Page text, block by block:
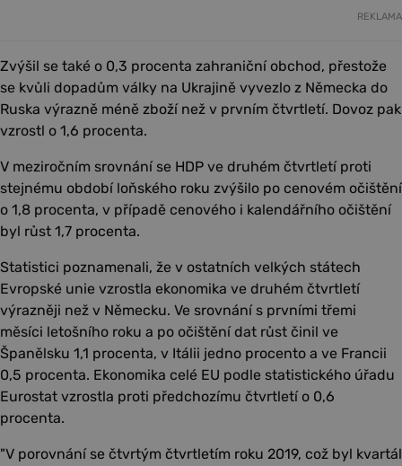
REKLAMA
Zvýšil se také o 0,3 procenta zahraniční obchod, přestože
se kvůli dopadům války na Ukrajině vyvezlo z Německa do
Ruska výrazně méně zboží než v prvním čtvrtletí. Dovoz pak
vzrostl o 1,6 procenta.
V meziročním srovnání se HDP ve druhém čtvrtletí proti
stejnému období loňského roku zvýšilo po cenovém očištění
o 1,8 procenta, v případě cenového i kalendářního očištění
byl růst 1,7 procenta.
Statistici poznamenali, že v ostatních velkých státech
Evropské unie vzrostla ekonomika ve druhém čtvrtletí
výrazněji než v Německu. Ve srovnání s prvními třemi
měsíci letošního roku a po očištění dat růst činil ve
Španělsku 1,1 procenta, v Itálii jedno procento a ve Francii
0,5 procenta. Ekonomika celé EU podle statistického úřadu
Eurostat vzrostla proti předchozímu čtvrtletí o 0,6
procenta.
"V porovnání se čtvrtým čtvrtletím roku 2019, což byl kvartál